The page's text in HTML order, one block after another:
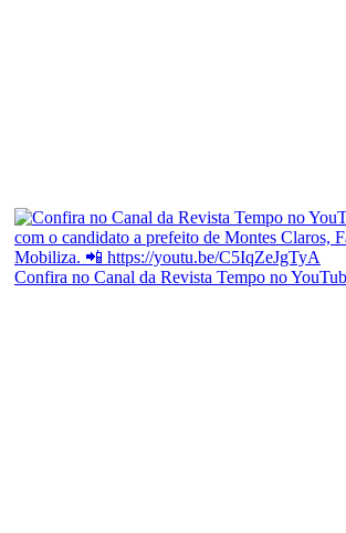
Confira no Canal da Revista Tempo no